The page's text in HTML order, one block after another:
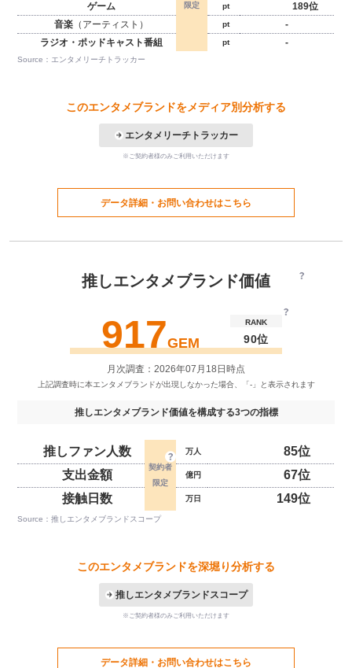
ゲーム
pt
189位
音楽（アーティスト） pt
-
ラジオ・ポッドキャスト番組
pt -
Source：エンタメリーチトラッカー
このエンタメブランドをメディア別分析する
エンタメリーチトラッカー
※ご契約者様のみご利用いただけます
データ詳細・お問い合わせはこちら
推しエンタメブランド価値
917GEM
RANK
90位
月次調査：2026年07月18日時点
推しエンタメブランド価値を構成する3つの指標
推しファン人数 万人
85位
支出金額
億円
67位
接触日数
万日 149位
Source：推しエンタメブランドスコープ
このエンタメブランドを深堀り分析する
推しエンタメブランドスコープ
※ご契約者様のみご利用いただけます
データ詳細・お問い合わせはこちら